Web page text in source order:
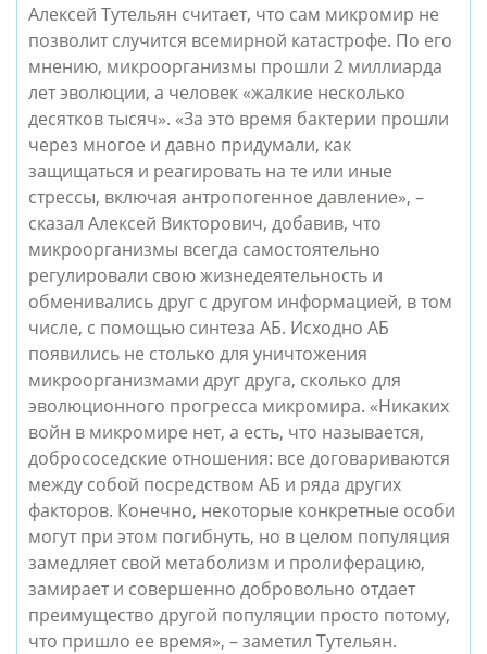
Алексей Тутельян считает, что сам микромир не
позволит случится всемирной катастрофе. По его
мнению, микроорганизмы прошли 2 миллиарда
лет эволюции, а человек «жалкие несколько
десятков тысяч». «За это время бактерии прошли
через многое и давно придумали, как
защищаться и реагировать на те или иные
стрессы, включая антропогенное давление», –
сказал Алексей Викторович, добавив, что
микроорганизмы всегда самостоятельно
регулировали свою жизнедеятельность и
обменивались друг с другом информацией, в том
числе, с помощью синтеза АБ. Исходно АБ
появились не столько для уничтожения
микроорганизмами друг друга, сколько для
эволюционного прогресса микромира. «Никаких
войн в микромире нет, а есть, что называется,
добрососедские отношения: все договариваются
между собой посредством АБ и ряда других
факторов. Конечно, некоторые конкретные особи
могут при этом погибнуть, но в целом популяция
замедляет свой метаболизм и пролиферацию,
замирает и совершенно добровольно отдает
преимущество другой популяции просто потому,
что пришло ее время», – заметил Тутельян.